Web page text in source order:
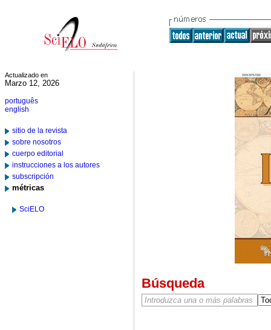
Actualizado en
Marzo 12, 2026
português
english
sitio de la revista
sobre nosotros
cuerpo editorial
instrucciones a los autores
subscripción
métricas
SciELO
Búsqueda